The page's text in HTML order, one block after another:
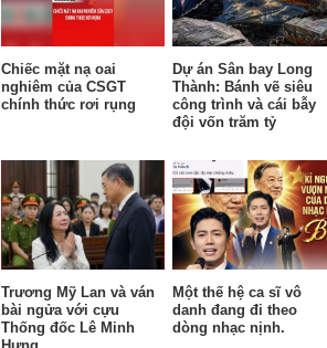
Chiếc mặt nạ oai
nghiêm của CSGT
chính thức rơi rụng
Dự án Sân bay Long
Thành: Bánh vẽ siêu
công trình và cái bẫy
đội vốn trăm tỷ
Trương Mỹ Lan và ván
bài ngửa với cựu
Thống đốc Lê Minh
Một thế hệ ca sĩ vô
danh đang đi theo
dòng nhạc nịnh.